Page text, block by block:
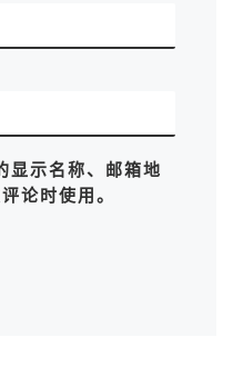
显示名称、邮箱地
论时使用。